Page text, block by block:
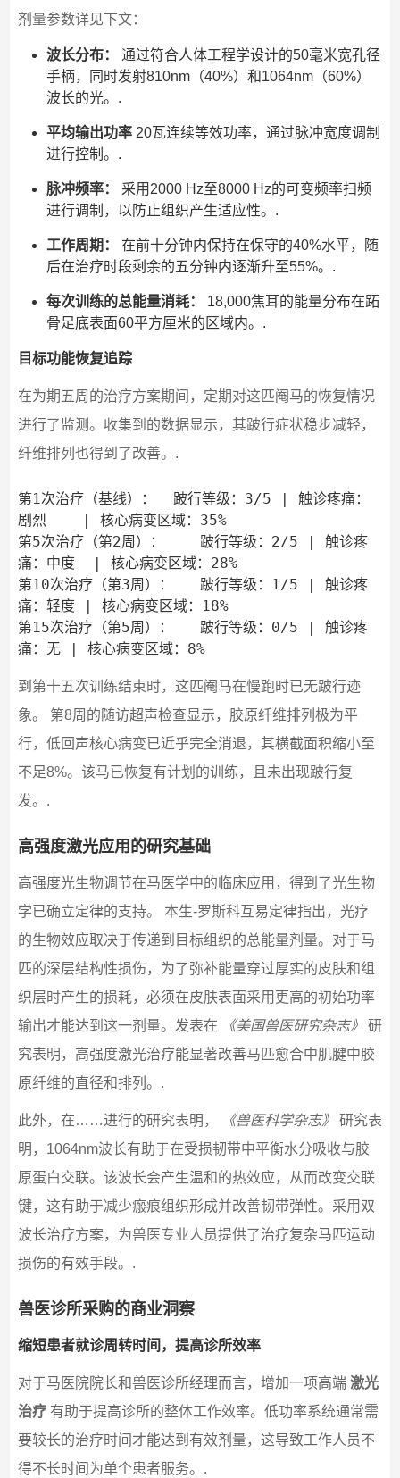
剂量参数详见下文：
波长分布：
通过符合人体工程学设计的50毫米宽孔径
手柄，同时发射810nm（40%）和1064nm（60%）
波长的光。.
平均输出功率20瓦连续等效功率，通过脉冲宽度调制
进行控制。.
脉冲频率：
采用2000 Hz至8000 Hz的可变频率扫频
进行调制，以防止组织产生适应性。.
工作周期：
在前十分钟内保持在保守的40%水平，随
后在治疗时段剩余的五分钟内逐渐升至55%。.
每次训练的总能量消耗：
18,000焦耳的能量分布在跖
骨足底表面60平方厘米的区域内。.
目标功能恢复追踪
在为期五周的治疗方案期间，定期对这匹阉马的恢复情况
进行了监测。收集到的数据显示，其跛行症状稳步减轻，
纤维排列也得到了改善。.
第1次治疗（基线）：  跛行等级：3/5 | 触诊疼痛：
剧烈    | 核心病变区域：35%
第5次治疗（第2周）：    跛行等级：2/5 | 触诊疼
痛：中度  | 核心病变区域：28%
第10次治疗（第3周）：   跛行等级：1/5 | 触诊疼
痛：轻度 | 核心病变区域：18%
第15次治疗（第5周）：   跛行等级：0/5 | 触诊疼
痛：无 | 核心病变区域：8%
到第十五次训练结束时，这匹阉马在慢跑时已无跛行迹
象。 第8周的随访超声检查显示，胶原纤维排列极为平
行，低回声核心病变已近乎完全消退，其横截面积缩小至
不足8%。该马已恢复有计划的训练，且未出现跛行复
发。.
高强度激光应用的研究基础
高强度光生物调节在马医学中的临床应用，得到了光生物
学已确立定律的支持。 本生-罗斯科互易定律指出，光疗
的生物效应取决于传递到目标组织的总能量剂量。对于马
匹的深层结构性损伤，为了弥补能量穿过厚实的皮肤和组
织层时产生的损耗，必须在皮肤表面采用更高的初始功率
输出才能达到这一剂量。发表在
《美国兽医研究杂志》
研
究表明，高强度激光治疗能显著改善马匹愈合中肌腱中胶
原纤维的直径和排列。.
此外，在……进行的研究表明， 《兽医科学杂志》
研究表
明，1064nm波长有助于在受损韧带中平衡水分吸收与胶
原蛋白交联。该波长会产生温和的热效应，从而改变交联
键，这有助于减少瘢痕组织形成并改善韧带弹性。采用双
波长治疗方案，为兽医专业人员提供了治疗复杂马匹运动
损伤的有效手段。.
兽医诊所采购的商业洞察
缩短患者就诊周转时间，提高诊所效率
对于马医院院长和兽医诊所经理而言，增加一项高端 激光
治疗有助于提高诊所的整体工作效率。低功率系统通常需
要较长的治疗时间才能达到有效剂量，这导致工作人员不
得不长时间为单个患者服务。.